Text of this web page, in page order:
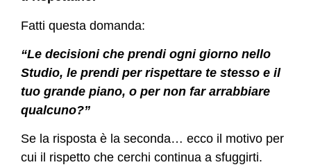
Fatti questa domanda:
“Le decisioni che prendi ogni giorno nello
Studio, le prendi per rispettare te stesso e il
tuo grande piano, o per non far arrabbiare
qualcuno?”
Se la risposta è la seconda… ecco il motivo per
cui il rispetto che cerchi continua a sfuggirti.